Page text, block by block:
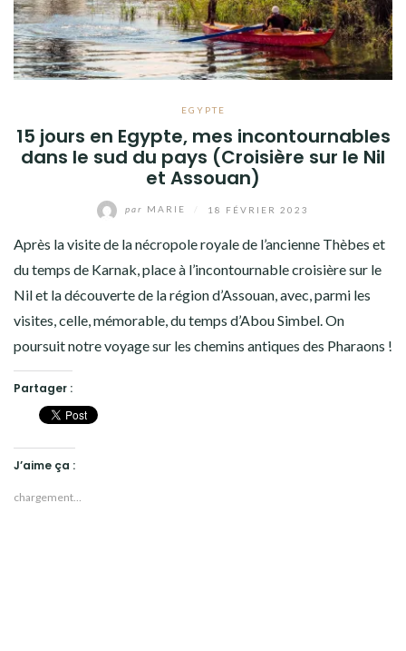
EGYPTE
15 jours en Egypte, mes incontournables
dans le sud du pays (Croisière sur le Nil
et Assouan)
par MARIE 18 FÉVRIER 2023
Après la visite de la nécropole royale de l’ancienne Thèbes et
du temps de Karnak, place à l’incontournable croisière sur le
Nil et la découverte de la région d’Assouan, avec, parmi les
visites, celle, mémorable, du temps d’Abou Simbel. On
poursuit notre voyage sur les chemins antiques des Pharaons !
Partager :
J’aime ça :
chargement…